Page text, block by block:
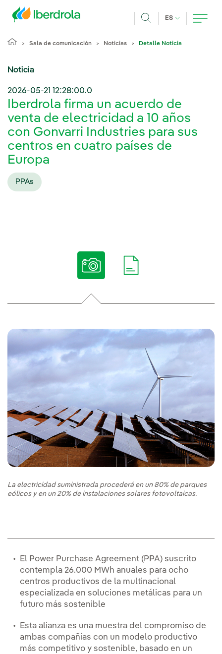
ES IDIOMA
Sala de comunicación Noticias Detalle Noticia
Noticia
2026-05-21 12:28:00.0
Iberdrola firma un acuerdo de
venta de electricidad a 10 años
con Gonvarri Industries para sus
centros en cuatro países de
Europa
PPAs
La electricidad suministrada procederá en un 80% de parques
eólicos y en un 20% de instalaciones solares fotovoltaicas.
El Power Purchase Agreement (PPA) suscrito
contempla 26.000 MWh anuales para ocho
centros productivos de la multinacional
especializada en soluciones metálicas para un
futuro más sostenible
Esta alianza es una muestra del compromiso de
ambas compañías con un modelo productivo
más competitivo y sostenible, basado en un